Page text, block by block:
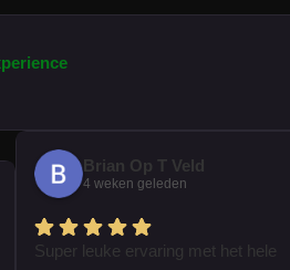
Brian Op T Veld
4 weken geleden
Super leuke ervaring met het hele